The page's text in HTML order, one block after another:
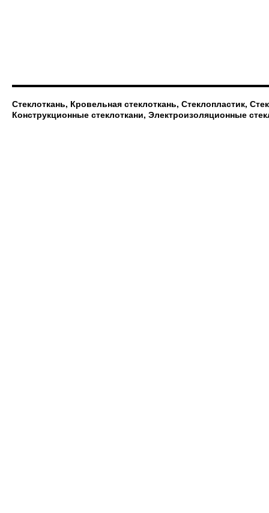
Стеклоткань, Кровельная стеклоткань, Стеклопластик,
Конструкционные стеклоткани, Электроизоляционные